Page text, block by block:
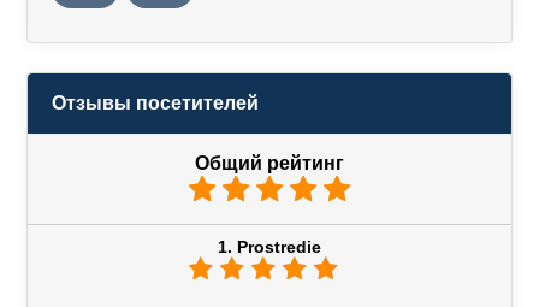
Отзывы посетителей
Общий рейтинг
1. Prostredie